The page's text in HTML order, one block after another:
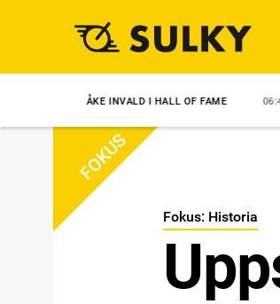
ÅKE INVALD I HALL OF FAME 06:44
FOKUS
Fokus: Historia